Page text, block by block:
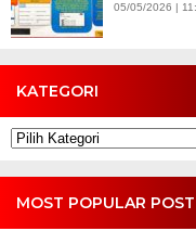
05/05/2026 |
KATEGORI
Kategori
MOST POPULAR POST